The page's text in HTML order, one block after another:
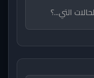
التي...؟